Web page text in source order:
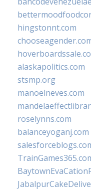
hingstonnt.com
alaskapolitics.com
stsmp.org
manoelneves.com
roselynns.com
balanceyoganj.com